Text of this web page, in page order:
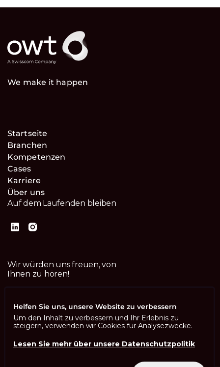
We make it happen
Startseite
Branchen
Kompetenzen
Cases
Karriere
Über uns
Auf dem Laufenden bleiben
Wir würden uns freuen, von
Ihnen zu hören!
Helfen Sie uns, unsere Website zu verbessern
Um den Inhalt zu verbessern und Ihr Erlebnis zu
steigern, verwenden wir Cookies für Analysezwecke.
Lesen Sie mehr über unsere Datenschutzpolitik